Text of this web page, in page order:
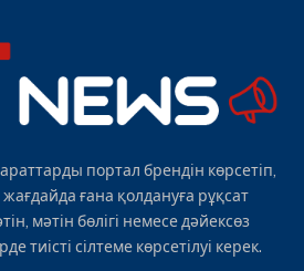
портал брендін көрсетіп,
ғана қолдануға рұқсат
мәтін бөлігі немесе дәйексөз
тиісті сілтеме көрсетілуі керек.